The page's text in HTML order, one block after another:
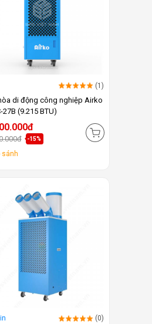
(1)
di động công nghiệp Airko
27B (9.215 BTU)
-15%
sánh
(0)